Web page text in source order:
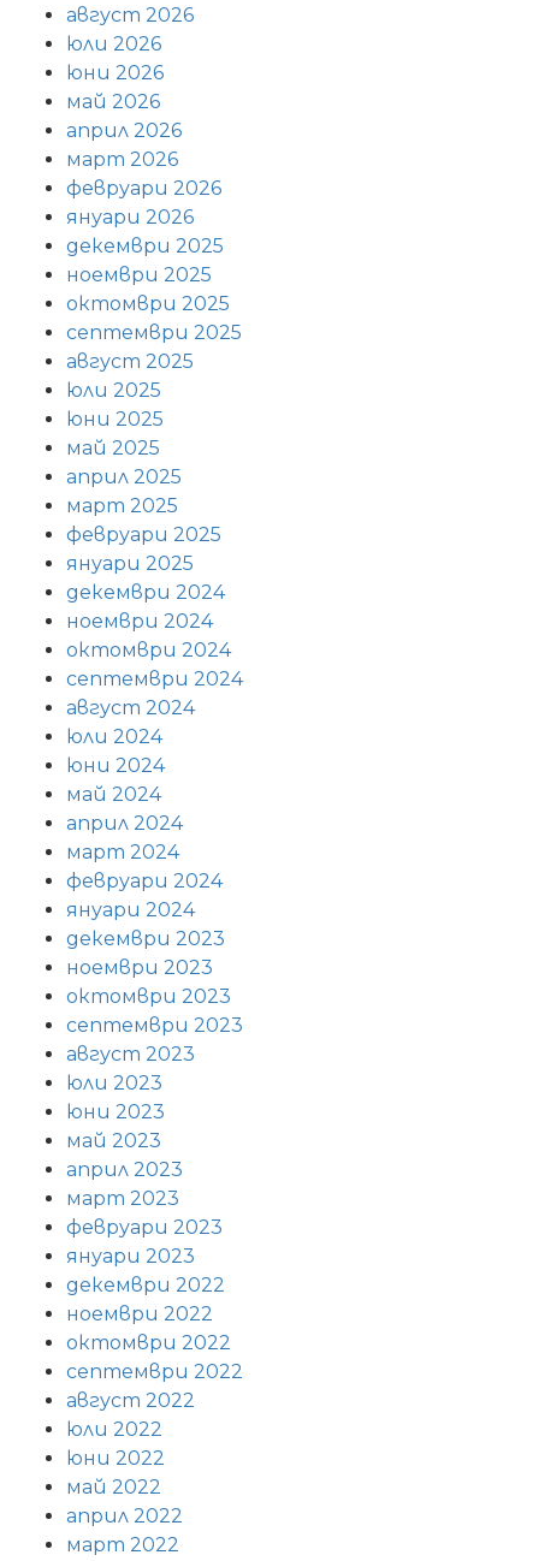
август 2026
юли 2026
юни 2026
май 2026
април 2026
март 2026
февруари 2026
януари 2026
декември 2025
ноември 2025
октомври 2025
септември 2025
август 2025
юли 2025
юни 2025
май 2025
април 2025
март 2025
февруари 2025
януари 2025
декември 2024
ноември 2024
октомври 2024
септември 2024
август 2024
юли 2024
юни 2024
май 2024
април 2024
март 2024
февруари 2024
януари 2024
декември 2023
ноември 2023
октомври 2023
септември 2023
август 2023
юли 2023
юни 2023
май 2023
април 2023
март 2023
февруари 2023
януари 2023
декември 2022
ноември 2022
октомври 2022
септември 2022
август 2022
юли 2022
юни 2022
май 2022
април 2022
март 2022